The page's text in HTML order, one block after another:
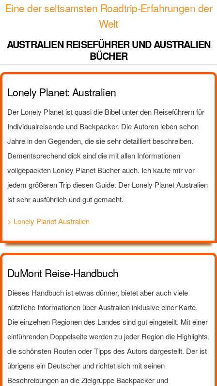
Eine der seltsamsten Roadtrip-Erfahrungen der
Welt
AUSTRALIEN REISEFÜHRER UND AUSTRALIEN
BÜCHER
Lonely Planet: Australien
Der Lonely Planet ist quasi die Bibel unter den Reiseführern für
Individualreisende und Backpacker. Die Autoren leben schon
Jahre in den Gegenden, die sie sehr detailliert beschreiben.
Dementsprechend dick sind die mit allen Informationen
vollgepackten Lonley Planet Bücher auch. Ich kaufe mir vor
jedem größeren Trip diesen Guide. Der Lonely Planet Australien
ist sehr ausführlich und gut gemacht.
> Lonely Planet Australien
DuMont Reise-Handbuch
Dieses Handbuch ist etwas dünner, bietet aber auch viele
nützliche Informationen über Australien inklusive einer Karte.
Die einzelnen Regionen des Landes sind gut eingeteilt. Mit einer
einführenden Doppelseite werden zu jeder Region die Highlights,
die schönsten Routen oder Tipps des Autors dargestellt. Der ist
übrigens ein Deutscher und richtet sich mit seinen
Beschreibungen an die Zielgruppe Backpacker und